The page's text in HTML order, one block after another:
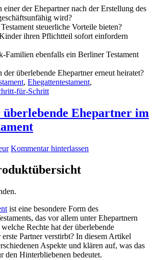
einer der Ehepartner nach der Erstellung des
wird?
steuerliche Vorteile bieten?
ihren Pflichtteil sofort einfordern
Familien ebenfalls ein Berliner Testament
der überlebende Ehepartner erneut heiratet?
, Ehegattentestament,
für-Schritt
Ehepartner im
Kommentar hinterlassen
ist eine besondere Form des
das vor allem unter Ehepartnern
Rechte hat der überlebende
Partner verstirbt? In diesem Artikel
Aspekte und klären auf, was das
den Hinterbliebenen bedeutet.